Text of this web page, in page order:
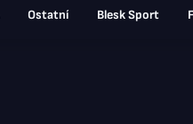
Ostatní Blesk Sport